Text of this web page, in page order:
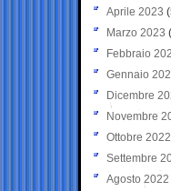
Aprile 2023
Marzo 2023
Febbraio
Gennaio
Dicembre
Novembre
Ottobre 2022
Settembre
Agosto 2022